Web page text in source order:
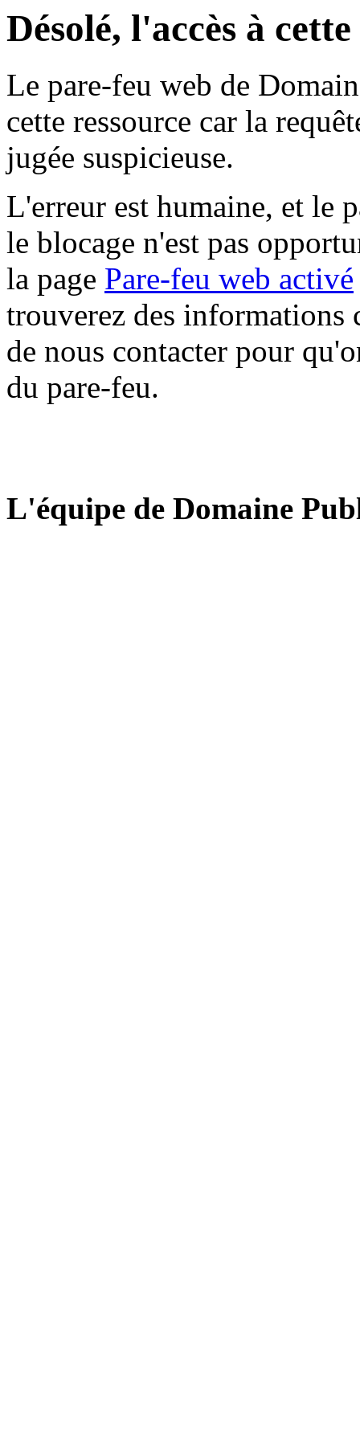
Désolé, l'accès à
Le pare-feu web de
cette ressource car la
jugée suspicieuse.
L'erreur est humaine, et le
le blocage n'est pas
la page Pare-feu web activé
trouverez des informations
de nous contacter pour
du pare-feu.
L'équipe de Domaine